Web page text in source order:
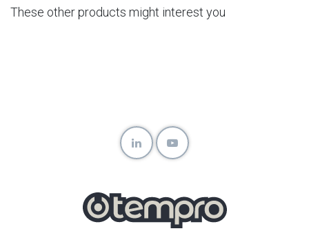
These other products might interest you